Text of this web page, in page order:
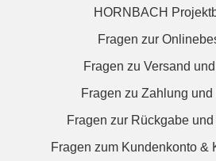
HORNBACH
Fragen zur
Fragen zu Versand
Fragen zu Zahlung
Fragen zur Rückgabe
Fragen zum Kundenkonto &